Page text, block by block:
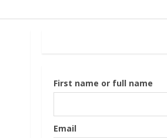
First name or full name
Email